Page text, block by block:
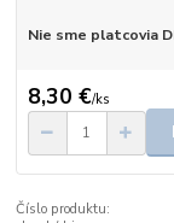
Nie sme platcovia
8,30 €/ks
Číslo produktu: